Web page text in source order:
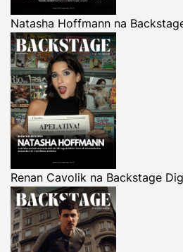
Natasha Hoffmann na
Renan Cavolik na Backstage